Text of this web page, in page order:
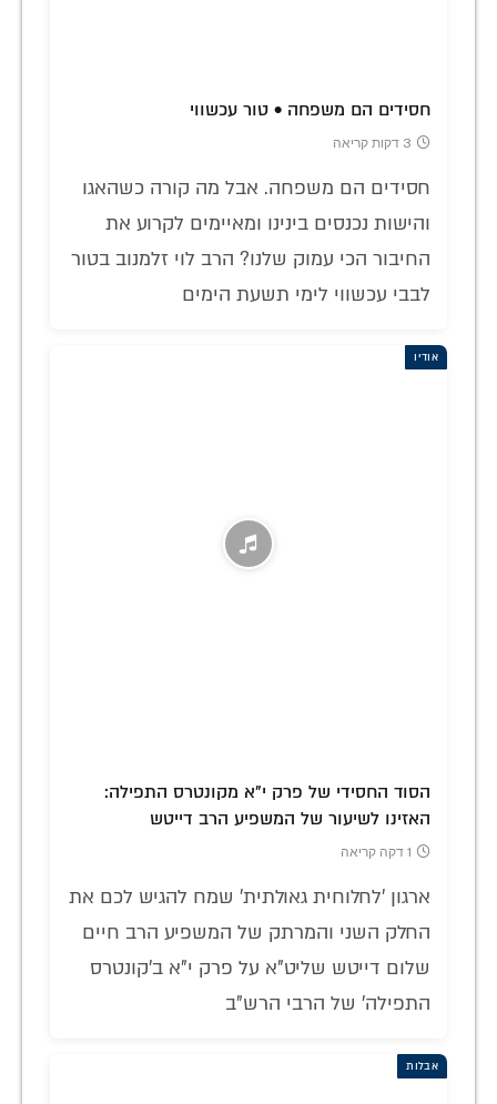
חסידים הם משפחה • טור עכשווי
3 דקות קריאה
חסידים הם משפחה. אבל מה קורה כשהאגו
והישות נכנסים בינינו ומאיימים לקרוע את
החיבור הכי עמוק שלנו? הרב לוי זלמנוב בטור
לבבי עכשווי לימי תשעת הימים
אודיו
הסוד החסידי של פרק י"א מקונטרס התפילה:
האזינו לשיעור של המשפיע הרב דייטש
1 דקה קריאה
ארגון 'לחלוחית גאולתית' שמח להגיש לכם את
החלק השני והמרתק של המשפיע הרב חיים
שלום דייטש שליט"א על פרק י"א ב'קונטרס
התפילה' של הרבי הרש"ב
אבלות